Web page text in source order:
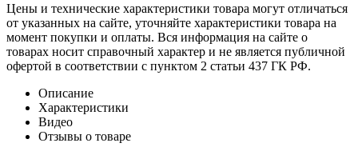
Цены и технические характеристики товара могут отличаться
от указанных на сайте, уточняйте характеристики товара на
момент покупки и оплаты. Вся информация на сайте о
товарах носит справочный характер и не является публичной
офертой в соответствии с пунктом 2 статьи 437 ГК РФ.
Описание
Характеристики
Видео
Отзывы о товаре